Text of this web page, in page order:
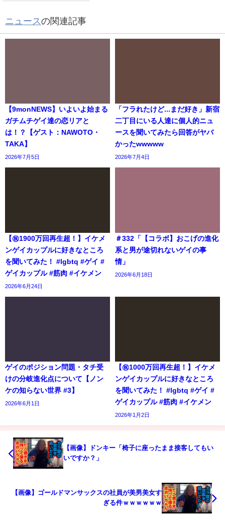
ニュースの関連記事
【9monNEWS】いよいよ始まる
ガチムチゲイ達の恋リアと
は！？【ゲスト：NAWOTO・
TAKA】
2026年7月5日
「フラれたけど...まだ好き」新宿
二丁目にいる人達に個人的ニュ
ースを聞いてみたら回答がヤバ
かったwwwww
2026年7月4日
【㊗️1900万回再生超！】イケメ
ンゲイカップルに好きなところ
を聞いてみた！ #lgbtq #ゲイ #
ゲイカップル #筋肉 #イケメン
2026年6月24日
＃332「【コラボ】おこげの進化
系と男が途切れないゲイの事
情」
2026年6月18日
ゲイのポジション問題・タチ受
けの分岐進化点について【ノン
ケの知らない世界 #3】
2026年6月1日
【㊗️1000万回再生超！】イケメ
ンゲイカップルに好きなところ
を聞いてみた！ #lgbtq #ゲイ #
ゲイカップル #筋肉 #イケメン
2026年1月2日
【画像】ドンキー「椅子に座ったまま接客してもい
いですか？」
【画像】ゴールドマンサックスの社員が美男美女す
ぎる件ｗｗｗｗｗｗ